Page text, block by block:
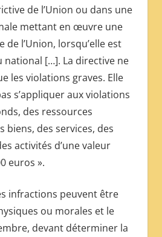
de l’Union ou dans une
mettant en œuvre une
l’Union, lorsqu’elle est
national […]. La directive ne
les violations graves. Elle
s’appliquer aux violations
des ressources
biens, des services, des
activités d’une valeur
euros ».
infractions peuvent être
ou morales et le
devant déterminer la